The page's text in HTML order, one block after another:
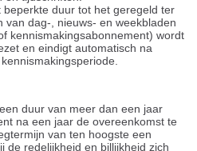
beperkte duur tot het geregeld ter
van dag-, nieuws- en weekbladen
kennismakingsabonnement) wordt
en eindigt automatisch na
duur van meer dan een jaar
na een jaar de overeenkomst te
van ten hoogste een
de redelijkheid en billijkheid zich